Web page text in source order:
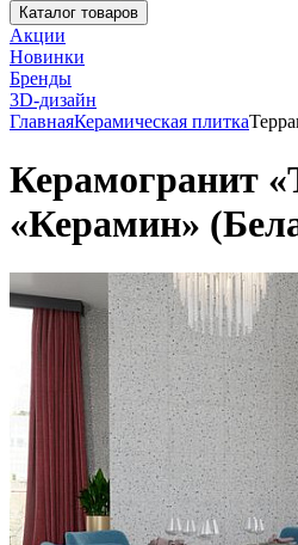
Каталог товаров
Акции
Новинки
Бренды
3D-дизайн
ГлавнаяКерамическая плитка
Керамогранит
«Керамин»